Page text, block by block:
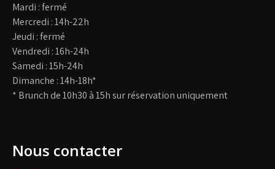
Mardi : fermé
Mercredi : 14h-22h
Jeudi : fermé
Vendredi : 16h-24h
Samedi : 15h-24h
Dimanche : 14h-18h*
* Brunch de 10h30 à 15h sur réservation uniquement
Nous contacter